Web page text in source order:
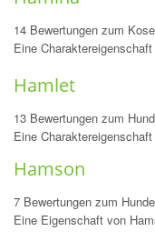
14 Bewertungen zum
Eine
Hamlet
13 Bewertungen zum
Eine
Hamson
7 Bewertungen zum
Eine Eigenschaft von